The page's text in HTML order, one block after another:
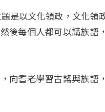
是以文化領政，文化領
後每個人都可以講族語，
向耆老學習古謠與族語，